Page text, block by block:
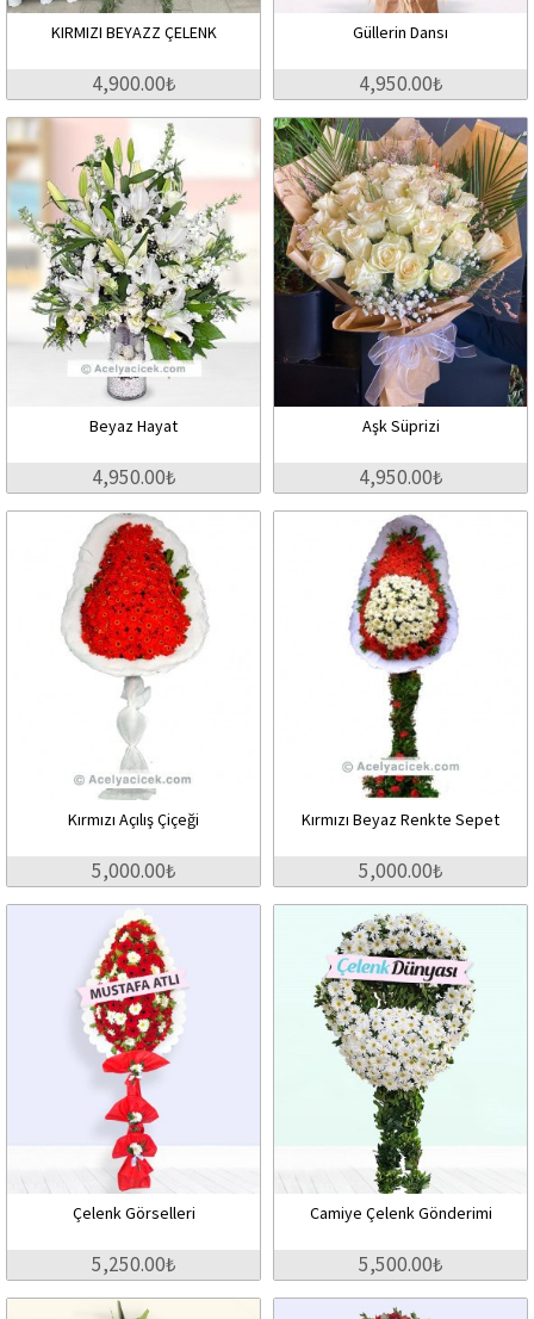
KIRMIZI BEYAZZ ÇELENK
4,900.00₺
Güllerin Dansı
4,950.00₺
Beyaz Hayat
4,950.00₺
Aşk Süprizi
4,950.00₺
Kırmızı Açılış Çiçeği
5,000.00₺
Kırmızı Beyaz Renkte Sepet
5,000.00₺
Çelenk Görselleri
5,250.00₺
Camiye Çelenk Gönderimi
5,500.00₺